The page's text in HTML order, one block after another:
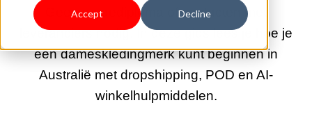
Accept Decline
Geen modediploma of contacten met
leveranciers nodig. In deze gids lees je hoe je
een dameskledingmerk kunt beginnen in
Australië met dropshipping, POD en AI-
winkelhulpmiddelen.